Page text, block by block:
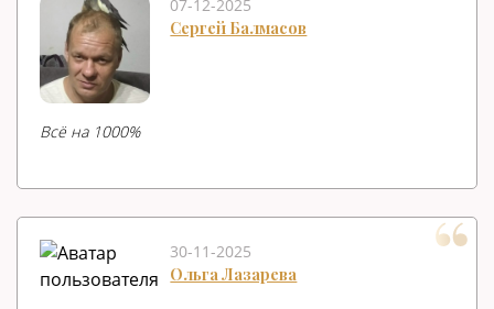
07-12-2025
Сергей Балмасов
Всë на 1000%
30-11-2025
Ольга Лазарева